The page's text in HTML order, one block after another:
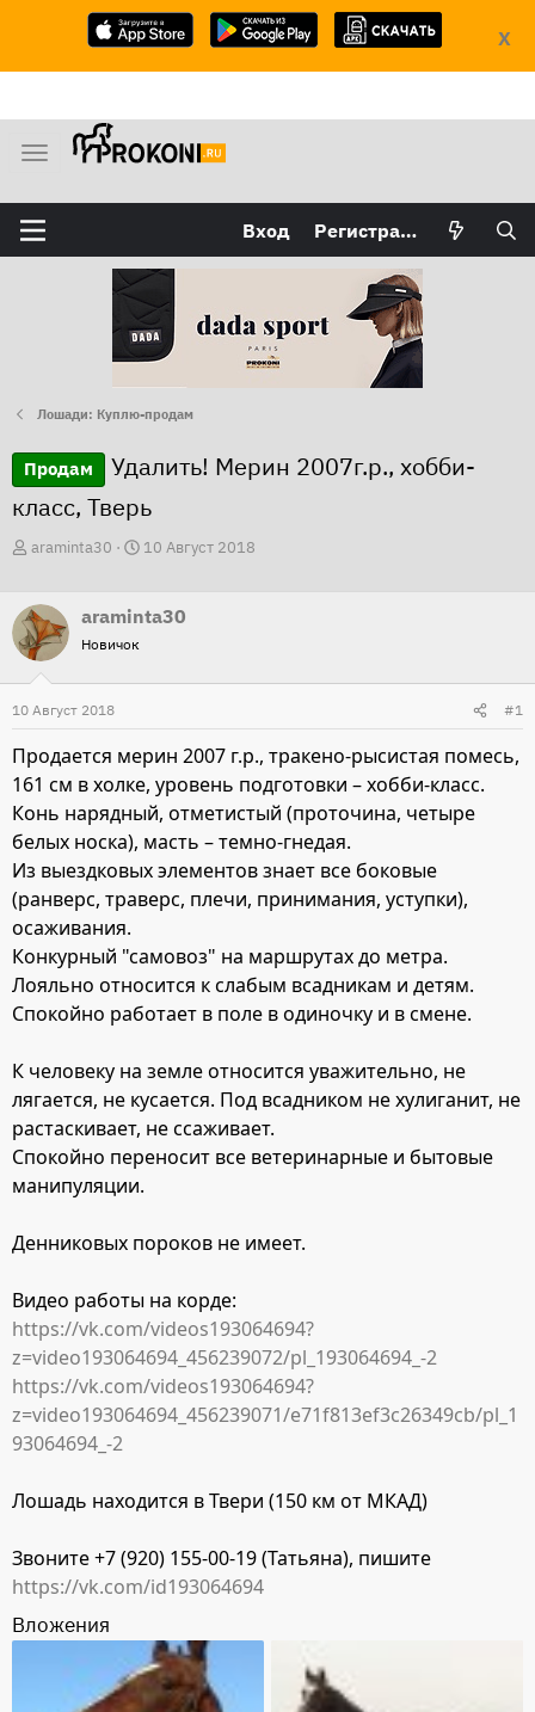
X
М
н
ю
Вход Регистрация
Лошади: Куплю-продам
Продам
Удалить! Мерин 2007г.р., хобби-
класс, Тверь
А
т
о
р
т
е
ы
araminta30
Д
а
а
10 Август 2018
araminta30
Новичок
10 Август 2018 #1
Продается мерин 2007 г.р., тракено-рысистая помесь,
161 см в холке, уровень подготовки – хобби-класс.
Конь нарядный, отметистый (проточина, четыре
белых носка), масть – темно-гнедая.
Из выездковых элементов знает все боковые
(ранверс, траверс, плечи, принимания, уступки),
осаживания.
Конкурный "самовоз" на маршрутах до метра.
Лояльно относится к слабым всадникам и детям.
Спокойно работает в поле в одиночку и в смене.
К человеку на земле относится уважительно, не
лягается, не кусается. Под всадником не хулиганит, не
растаскивает, не ссаживает.
Спокойно переносит все ветеринарные и бытовые
манипуляции.
Денниковых пороков не имеет.
Видео работы на корде:
https://vk.com/videos193064694?
z=video193064694_456239072/pl_193064694_-2
https://vk.com/videos193064694?
z=video193064694_456239071/e71f813ef3c26349cb/pl_1
93064694_-2
Лошадь находится в Твери (150 км от МКАД)
Звоните +7 (920) 155-00-19 (Татьяна), пишите
https://vk.com/id193064694
Вложения